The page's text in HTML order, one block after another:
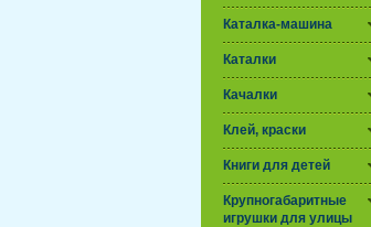
Каталка-машина
Каталки
Качалки
Клей, краски
Книги для детей
Крупногабаритные
игрушки для улицы